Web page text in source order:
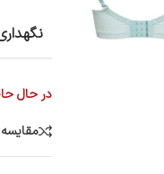
در حال
مقایسه